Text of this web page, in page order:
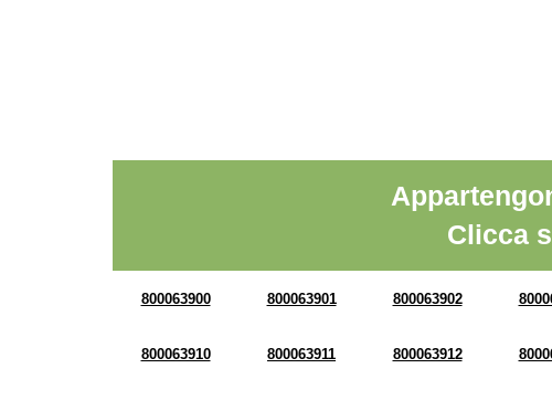
Clicca
800063900 800063901 800063902
800063910 800063911 800063912